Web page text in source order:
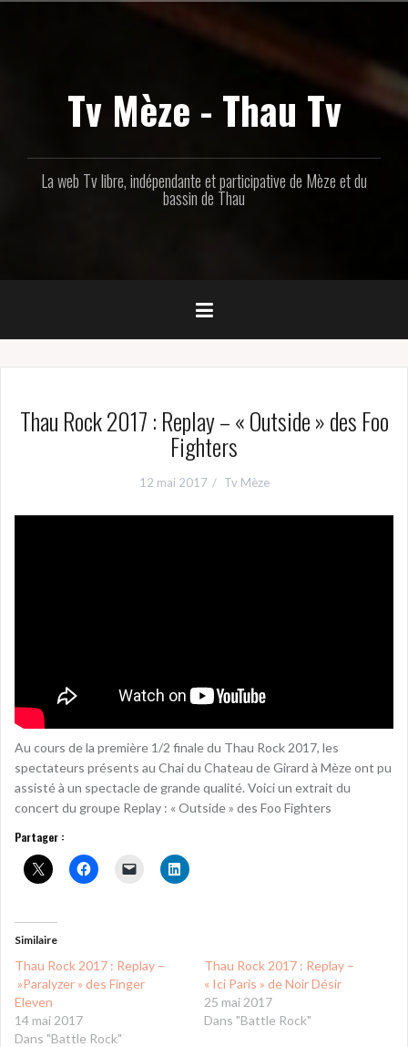
Tv Mèze - Thau Tv
La web Tv libre, indépendante et participative de Mèze et du
bassin de Thau
Thau Rock 2017 : Replay – « Outside » des Foo
Fighters
12 mai 2017 Tv Mèze
Au cours de la première 1/2 finale du Thau Rock 2017, les
spectateurs présents au Chai du Chateau de Girard à Mèze ont pu
assisté à un spectacle de grande qualité. Voici un extrait du
concert du groupe Replay : « Outside » des Foo Fighters
Partager :
Similaire
Thau Rock 2017 : Replay –
»Paralyzer » des Finger
Eleven
14 mai 2017
Dans "Battle Rock"
Thau Rock 2017 : Replay –
« Ici Paris » de Noir Désir
25 mai 2017
Dans "Battle Rock"